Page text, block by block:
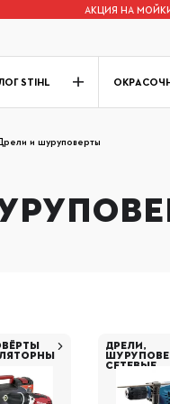
АКЦИЯ НА
STIHL
и шуруповерты
ДРЕЛИ,
СЕТЕВЫЕ